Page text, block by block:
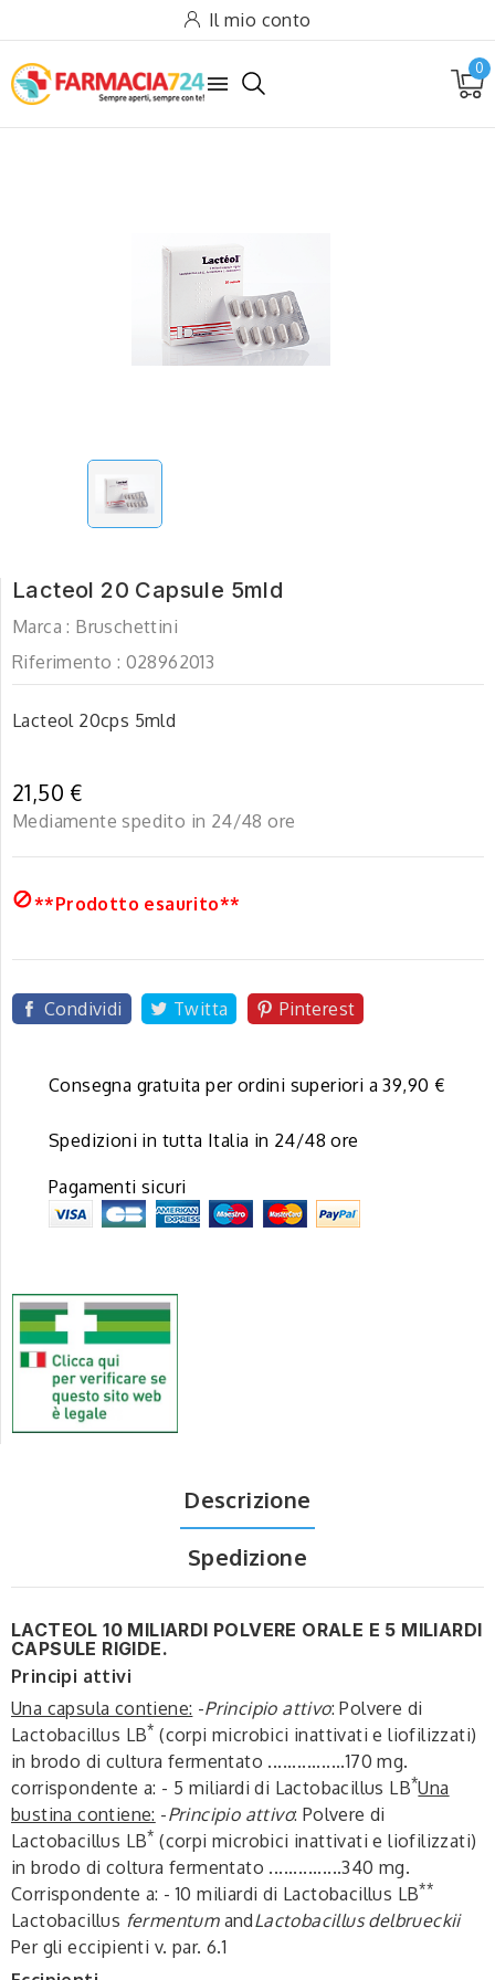
Il mio conto

0
Lacteol 20 Capsule 5mld
Marca : Bruschettini
Riferimento : 028962013
Lacteol 20cps 5mld
21,50 €
Mediamente spedito in 24/48 ore
**Prodotto esaurito**
Condividi Twitta Pinterest
Consegna gratuita per ordini superiori a 39,90 €
Spedizioni in tutta Italia in 24/48 ore
Pagamenti sicuri
Descrizione
Spedizione
LACTEOL 10 MILIARDI POLVERE ORALE E 5 MILIARDI
CAPSULE RIGIDE.
Principi attivi
Una capsula contiene: -Principio attivo: Polvere di
Lactobacillus LB* (corpi microbici inattivati e liofilizzati)
in brodo di cultura fermentato ................170 mg.
corrispondente a: - 5 miliardi di Lactobacillus LB*Una
bustina contiene: -Principio attivo: Polvere di
Lactobacillus LB* (corpi microbici inattivati e liofilizzati)
in brodo di coltura fermentato ...............340 mg.
Corrispondente a: - 10 miliardi di Lactobacillus LB**
Lactobacillus fermentumandLactobacillus delbrueckii
Per gli eccipienti v. par. 6.1